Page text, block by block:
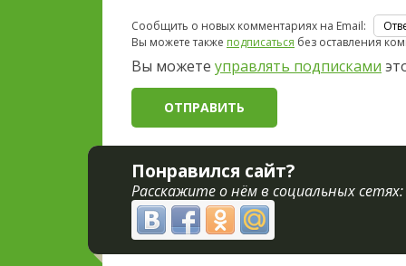
Сообщить о новых комментариях на Email:
Вы можете также подписаться без оставления
Вы можете управлять подписками
Понравился сайт?
Расскажите о нём в социальных сетях: